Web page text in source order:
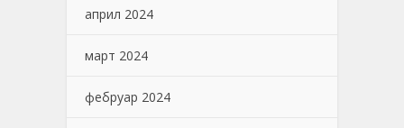
април 2024
март 2024
фебруар 2024